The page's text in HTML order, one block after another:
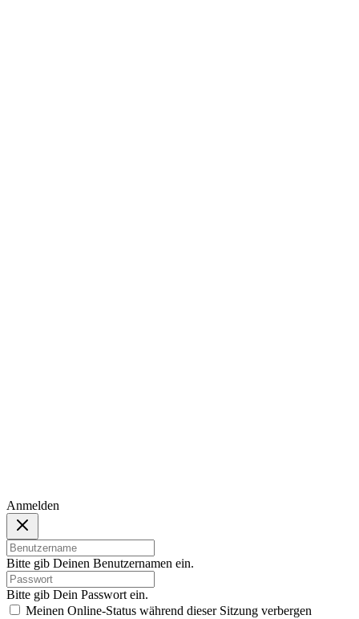
Anmelden
Bitte gib Deinen Benutzernamen ein.
Bitte gib Dein Passwort ein.
Meinen Online-Status während dieser Sitzung verbergen